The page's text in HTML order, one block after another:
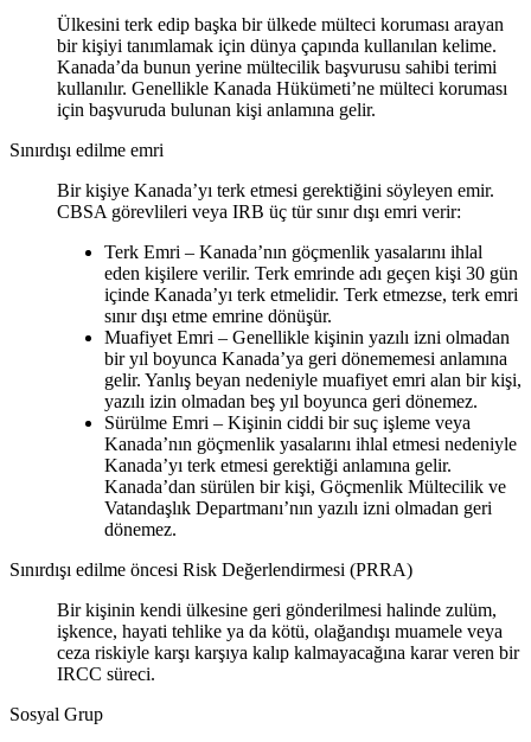
Ülkesini terk edip başka bir ülkede mülteci koruması arayan
bir kişiyi tanımlamak için dünya çapında kullanılan kelime.
Kanada’da bunun yerine mültecilik başvurusu sahibi terimi
kullanılır. Genellikle Kanada Hükümeti’ne mülteci koruması
için başvuruda bulunan kişi anlamına gelir.
Sınırdışı edilme emri
Bir kişiye Kanada’yı terk etmesi gerektiğini söyleyen emir.
CBSA görevlileri veya IRB üç tür sınır dışı emri verir:
Terk Emri – Kanada’nın göçmenlik yasalarını ihlal
eden kişilere verilir. Terk emrinde adı geçen kişi 30 gün
içinde Kanada’yı terk etmelidir. Terk etmezse, terk emri
sınır dışı etme emrine dönüşür.
Muafiyet Emri – Genellikle kişinin yazılı izni olmadan
bir yıl boyunca Kanada’ya geri dönememesi anlamına
gelir. Yanlış beyan nedeniyle muafiyet emri alan bir kişi,
yazılı izin olmadan beş yıl boyunca geri dönemez.
Sürülme Emri – Kişinin ciddi bir suç işleme veya
Kanada’nın göçmenlik yasalarını ihlal etmesi nedeniyle
Kanada’yı terk etmesi gerektiği anlamına gelir.
Kanada’dan sürülen bir kişi, Göçmenlik Mültecilik ve
Vatandaşlık Departmanı’nın yazılı izni olmadan geri
dönemez.
Sınırdışı edilme öncesi Risk Değerlendirmesi (PRRA)
Bir kişinin kendi ülkesine geri gönderilmesi halinde zulüm,
işkence, hayati tehlike ya da kötü, olağandışı muamele veya
ceza riskiyle karşı karşıya kalıp kalmayacağına karar veren bir
IRCC süreci.
Sosyal Grup